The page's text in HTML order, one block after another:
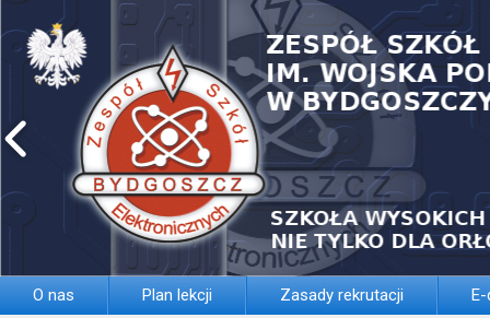
O nas Plan lekcji Zasady rekrutacji